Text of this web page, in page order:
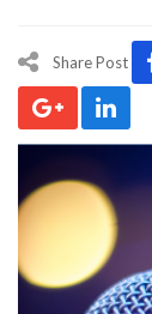
Share Post